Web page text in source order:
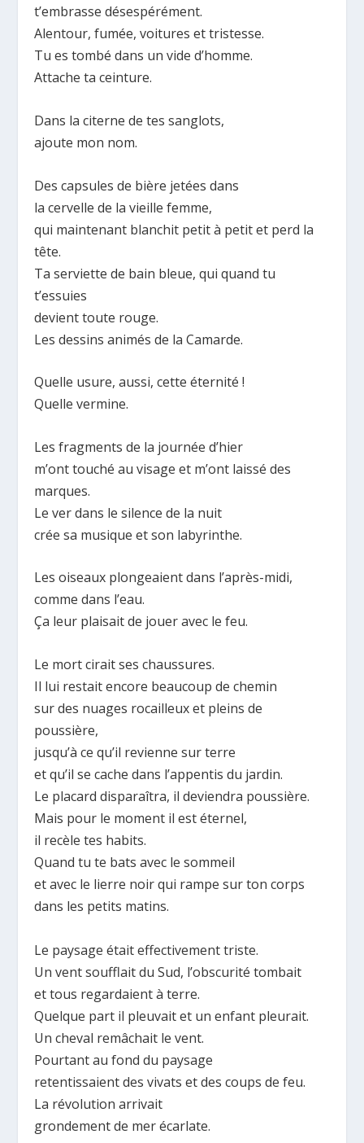
t’embrasse désespérément.
Alentour, fumée, voitures et tristesse.
Tu es tombé dans un vide d’homme.
Attache ta ceinture.
Dans la citerne de tes sanglots,
ajoute mon nom.
Des capsules de bière jetées dans
la cervelle de la vieille femme,
qui maintenant blanchit petit à petit et perd la
tête.
Ta serviette de bain bleue, qui quand tu
t’essuies
devient toute rouge.
Les dessins animés de la Camarde.
Quelle usure, aussi, cette éternité !
Quelle vermine.
Les fragments de la journée d’hier
m’ont touché au visage et m’ont laissé des
marques.
Le ver dans le silence de la nuit
crée sa musique et son labyrinthe.
Les oiseaux plongeaient dans l’après-midi,
comme dans l’eau.
Ça leur plaisait de jouer avec le feu.
Le mort cirait ses chaussures.
Il lui restait encore beaucoup de chemin
sur des nuages rocailleux et pleins de
poussière,
jusqu’à ce qu’il revienne sur terre
et qu’il se cache dans l’appentis du jardin.
Le placard disparaîtra, il deviendra poussière.
Mais pour le moment il est éternel,
il recèle tes habits.
Quand tu te bats avec le sommeil
et avec le lierre noir qui rampe sur ton corps
dans les petits matins.
Le paysage était effectivement triste.
Un vent soufflait du Sud, l’obscurité tombait
et tous regardaient à terre.
Quelque part il pleuvait et un enfant pleurait.
Un cheval remâchait le vent.
Pourtant au fond du paysage
retentissaient des vivats et des coups de feu.
La révolution arrivait
grondement de mer écarlate.